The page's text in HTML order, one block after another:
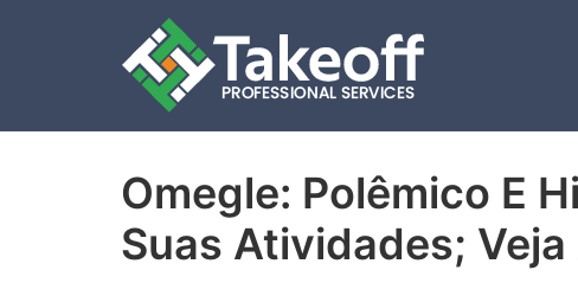
Omegle: Polêmico E
Suas Atividades;